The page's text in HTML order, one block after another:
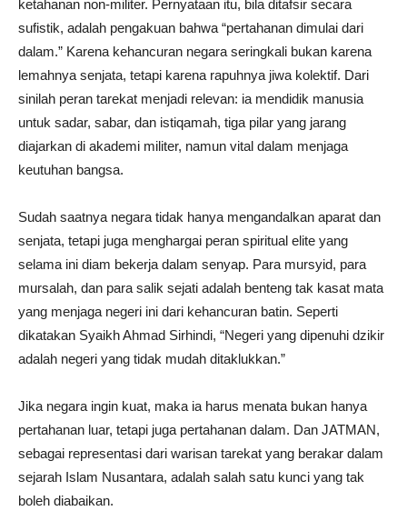
ketahanan non-militer. Pernyataan itu, bila ditafsir secara
sufistik, adalah pengakuan bahwa “pertahanan dimulai dari
dalam.” Karena kehancuran negara seringkali bukan karena
lemahnya senjata, tetapi karena rapuhnya jiwa kolektif. Dari
sinilah peran tarekat menjadi relevan: ia mendidik manusia
untuk sadar, sabar, dan istiqamah, tiga pilar yang jarang
diajarkan di akademi militer, namun vital dalam menjaga
keutuhan bangsa.
Sudah saatnya negara tidak hanya mengandalkan aparat dan
senjata, tetapi juga menghargai peran spiritual elite yang
selama ini diam bekerja dalam senyap. Para mursyid, para
mursalah, dan para salik sejati adalah benteng tak kasat mata
yang menjaga negeri ini dari kehancuran batin. Seperti
dikatakan Syaikh Ahmad Sirhindi, “Negeri yang dipenuhi dzikir
adalah negeri yang tidak mudah ditaklukkan.”
Jika negara ingin kuat, maka ia harus menata bukan hanya
pertahanan luar, tetapi juga pertahanan dalam. Dan JATMAN,
sebagai representasi dari warisan tarekat yang berakar dalam
sejarah Islam Nusantara, adalah salah satu kunci yang tak
boleh diabaikan.